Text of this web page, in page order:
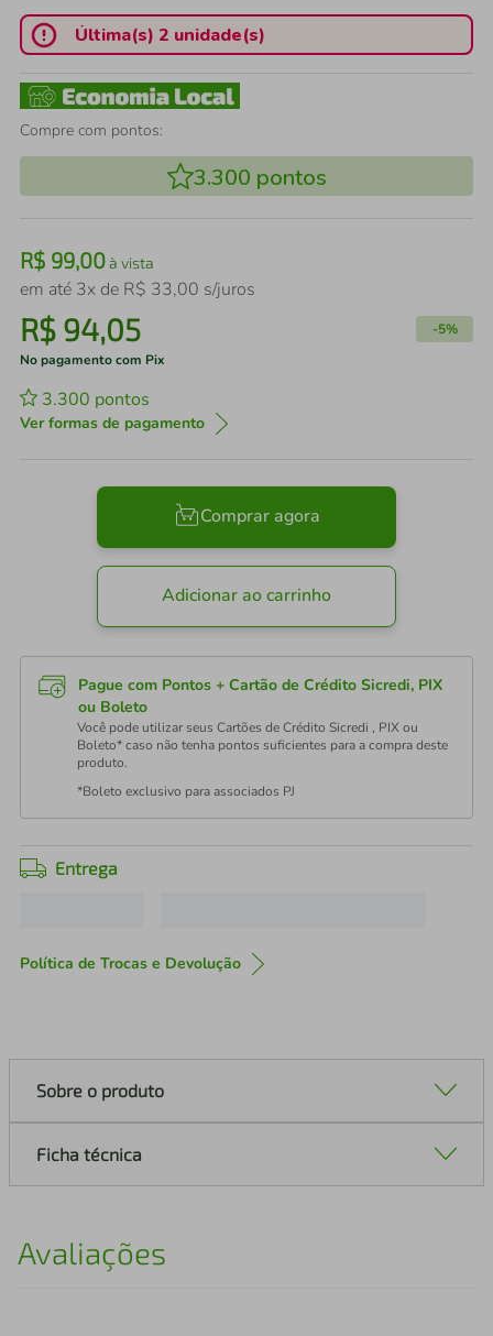
Última(s) 2 unidade(s)
Compre com pontos:
3.300 pontos
R$ 99,00à vista
em até 3x de R$ 33,00 s/juros
R$ 94,05 -5%
No pagamento com Pix
3.300 pontos
Ver formas de pagamento
Comprar agora
Adicionar ao carrinho
Pague com Pontos + Cartão de Crédito Sicredi, PIX
ou Boleto
Você pode utilizar seus Cartões de Crédito Sicredi , PIX ou
Boleto* caso não tenha pontos suficientes para a compra deste
produto.
*Boleto exclusivo para associados PJ
Entrega
Política de Trocas e Devolução
Sobre o produto
Ficha técnica
Avaliações